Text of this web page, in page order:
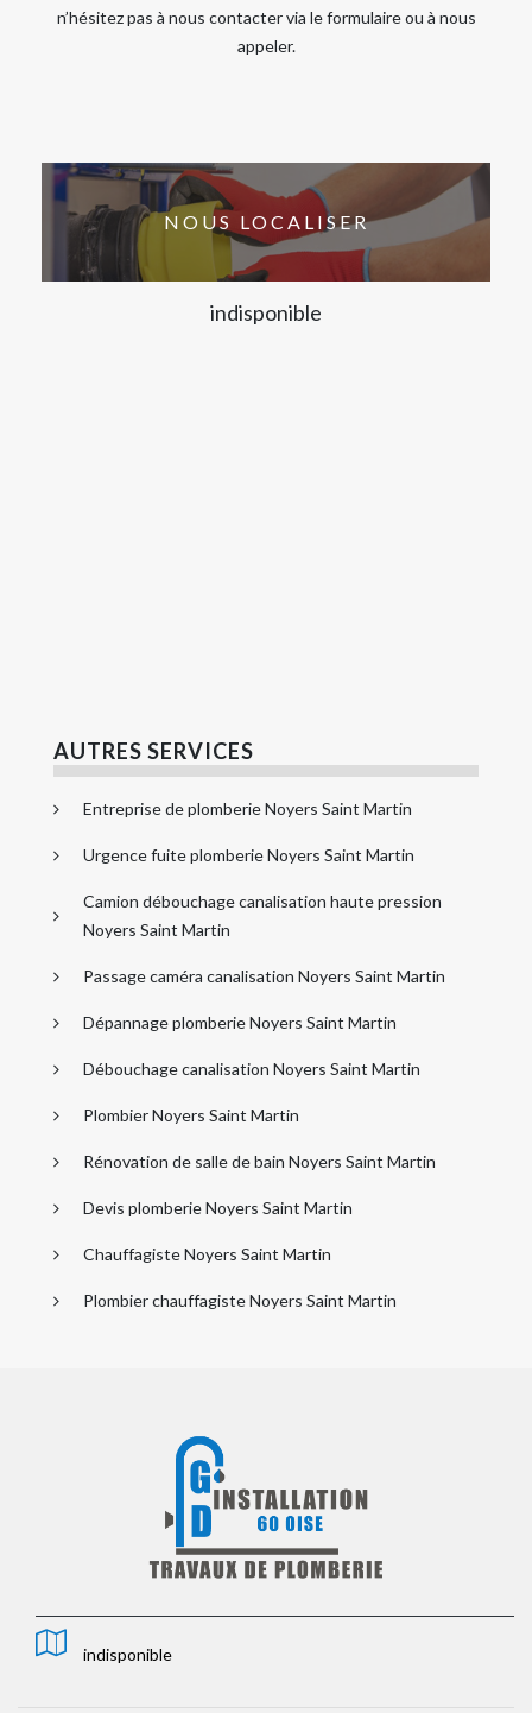
n’hésitez pas à nous contacter via le formulaire ou à nous
appeler.
NOUS LOCALISER
indisponible
AUTRES SERVICES
Entreprise de plomberie Noyers Saint Martin
Urgence fuite plomberie Noyers Saint Martin
Camion débouchage canalisation haute pression
Noyers Saint Martin
Passage caméra canalisation Noyers Saint Martin
Dépannage plomberie Noyers Saint Martin
Débouchage canalisation Noyers Saint Martin
Plombier Noyers Saint Martin
Rénovation de salle de bain Noyers Saint Martin
Devis plomberie Noyers Saint Martin
Chauffagiste Noyers Saint Martin
Plombier chauffagiste Noyers Saint Martin
indisponible